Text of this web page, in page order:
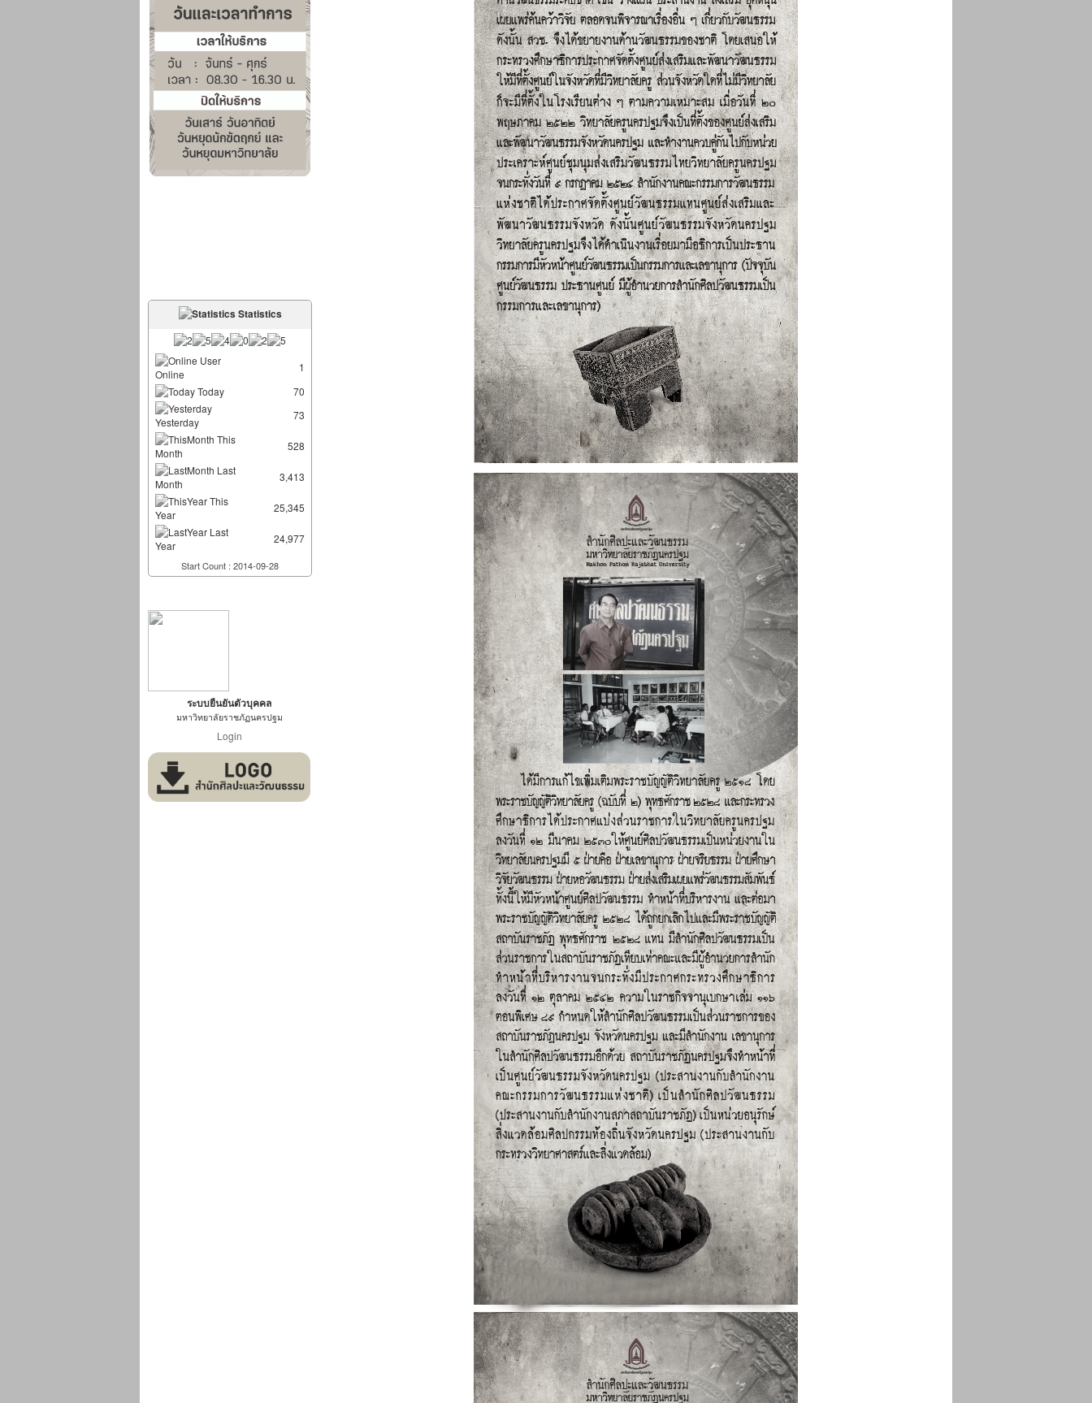
Statistics
User
Online
1
Today
70
Yesterday
73
This
Month
528
Last
Month
3,413
This
Year
25,345
Last
Year
24,977
Start Count : 2014-09-28
ระบบยืนยันตัวบุคคล
มหาวิทยาลัยราชภัฏนครปฐม
Login